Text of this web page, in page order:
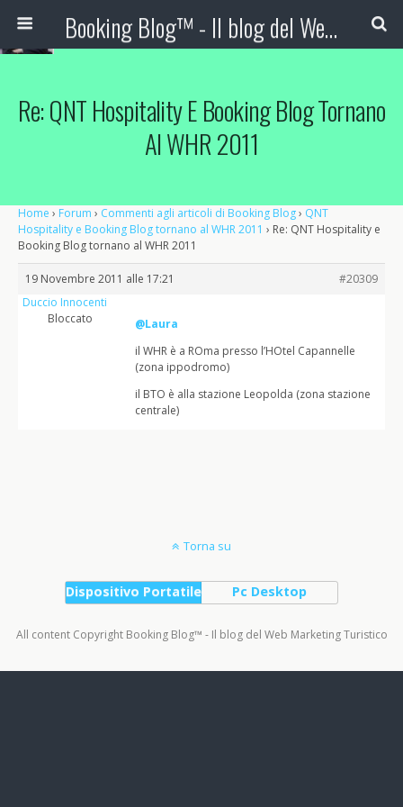
Booking Blog™ - Il blog del Web Marketing Turistico
Re: QNT Hospitality E Booking Blog Tornano
Al WHR 2011
Home › Forum › Commenti agli articoli di Booking Blog› QNT
Hospitality e Booking Blog tornano al WHR 2011 › Re: QNT Hospitality e
Booking Blog tornano al WHR 2011
19 Novembre 2011 alle 17:21
#20309
Duccio Innocenti
Bloccato
@Laura
il WHR è a ROma presso l’HOtel Capannelle
(zona ippodromo)
il BTO è alla stazione Leopolda (zona stazione
centrale)
Torna su
Dispositivo Portatile Pc Desktop
All content Copyright Booking Blog™ - Il blog del Web Marketing Turistico